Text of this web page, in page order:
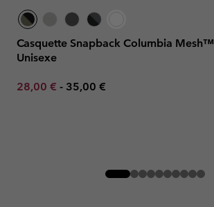
Casquette Snapback Columbia Mesh™
Unisexe
Minimum sale price:
28,00 € - Maximum price:
35,00 €